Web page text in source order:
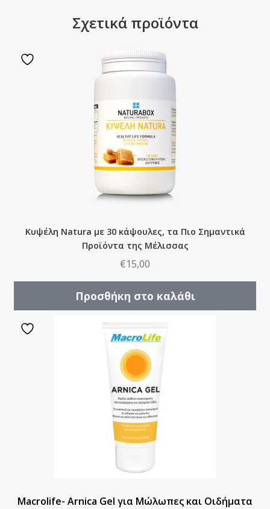
Σχετικά προϊόντα
Κυψέλη Natura με 30 κάψουλες, τα Πιο Σημαντικά
Προϊόντα της Μέλισσας
€15,00
Προσθήκη στο καλάθι
Macrolife- Arnica Gel για Μώλωπες και Οιδήματα